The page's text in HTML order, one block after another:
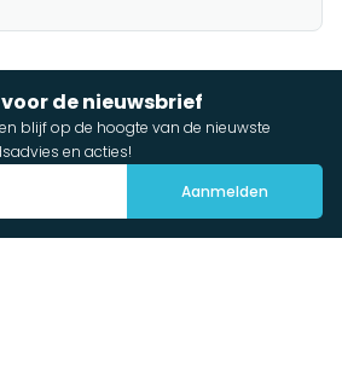
de nieuwsbrief
blijf op de hoogte van de nieuwste
en acties!
Aanmelden